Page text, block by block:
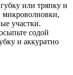
или тряпку и
микроволновки,
участки.
содой
и аккуратно